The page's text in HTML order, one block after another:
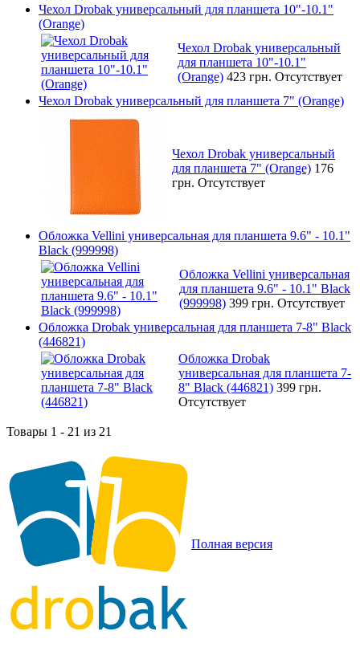
Чехол Drobak универсальный для планшета 10"-10.1"
(Orange)
Чехол Drobak универсальный
для планшета 10"-10.1"
(Orange) 423 грн. Отсутствует
Чехол Drobak универсальный для планшета 7" (Orange)
Чехол Drobak универсальный
для планшета 7" (Orange) 176
грн. Отсутствует
Обложка Vellini универсальная для планшета 9.6" - 10.1"
Black (999998)
Обложка Vellini универсальная
для планшета 9.6" - 10.1" Black
(999998) 399 грн. Отсутствует
Обложка Drobak универсальная для планшета 7-8" Black
(446821)
Обложка Drobak
универсальная для планшета 7-
8" Black (446821) 399 грн.
Отсутствует
Товары 1 - 21 из 21
Полная версия